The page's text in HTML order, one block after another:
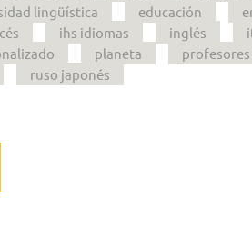
lingüística educación
ihs idiomas inglés
planeta
ruso japonés